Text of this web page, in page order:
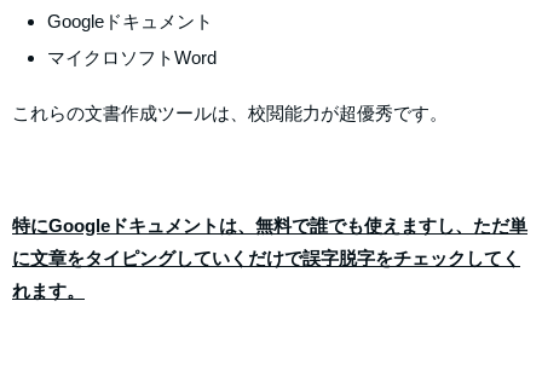
Googleドキュメント
マイクロソフトWord
これらの文書作成ツールは、校閲能力が超優秀です。
特にGoogleドキュメントは、無料で誰でも使えますし、ただ単
に文章をタイピングしていくだけで誤字脱字をチェックしてく
れます。